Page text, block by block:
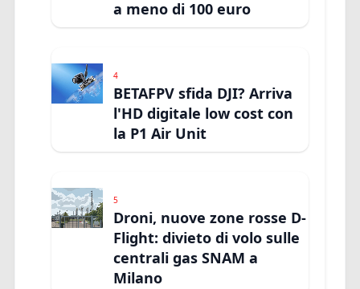
a meno di 100 euro
4
BETAFPV sfida DJI? Arriva
l'HD digitale low cost con
la P1 Air Unit
5
Droni, nuove zone rosse D-
Flight: divieto di volo sulle
centrali gas SNAM a
Milano